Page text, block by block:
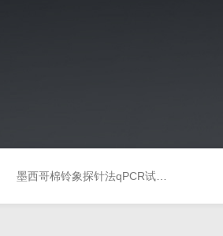
墨西哥棉铃象探针法qPCR试剂盒（不含内参）